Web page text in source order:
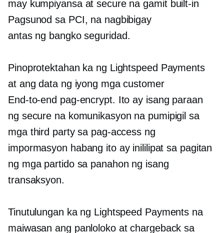
may kumpiyansa at secure na gamit built-in
Pagsunod sa PCI, na nagbibigay
antas ng bangkoseguridad.
Pinoprotektahan ka ng Lightspeed Payments
at ang data ng iyong mga customer
End-to-end pag-encrypt. Ito ay isang paraan
ng secure na komunikasyon na pumipigil sa
mga third party sa pag-access ng
impormasyon habang ito ay inililipat sa pagitan
ng mga partido sa panahon ng isang
transaksyon.
Tinutulungan ka ng Lightspeed Payments na
maiwasan ang panloloko at chargeback sa